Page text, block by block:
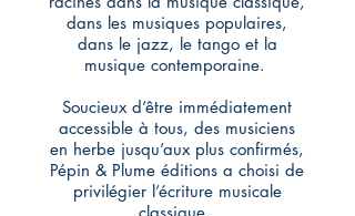
dans les musiques populaires,
dans le jazz, le tango et la
musique contemporaine.
Soucieux d’être immédiatement
accessible à tous, des musiciens
en herbe jusqu’aux plus confirmés,
Pépin & Plume éditions a choisi de
privilégier l’écriture musicale